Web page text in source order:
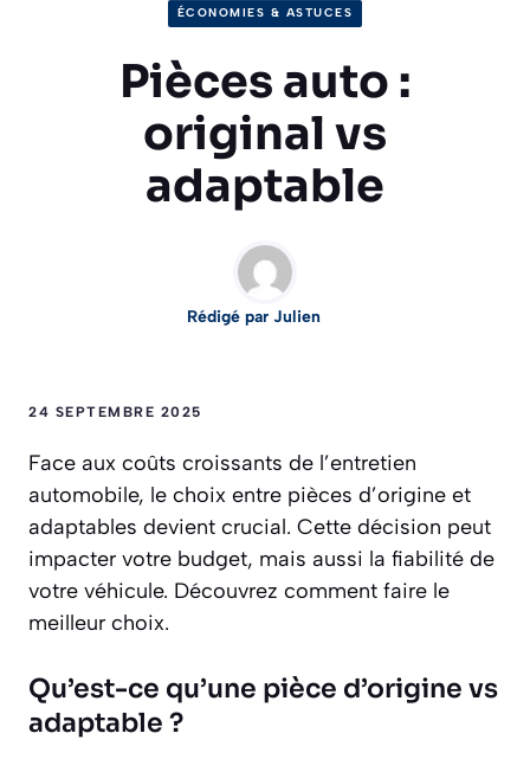
ÉCONOMIES & ASTUCES
Pièces auto :
original vs
adaptable
Rédigé par Julien
24 SEPTEMBRE 2025
Face aux coûts croissants de l’entretien
automobile, le choix entre pièces d’origine et
adaptables devient crucial. Cette décision peut
impacter votre budget, mais aussi la fiabilité de
votre véhicule. Découvrez comment faire le
meilleur choix.
Qu’est-ce qu’une pièce d’origine vs
adaptable ?